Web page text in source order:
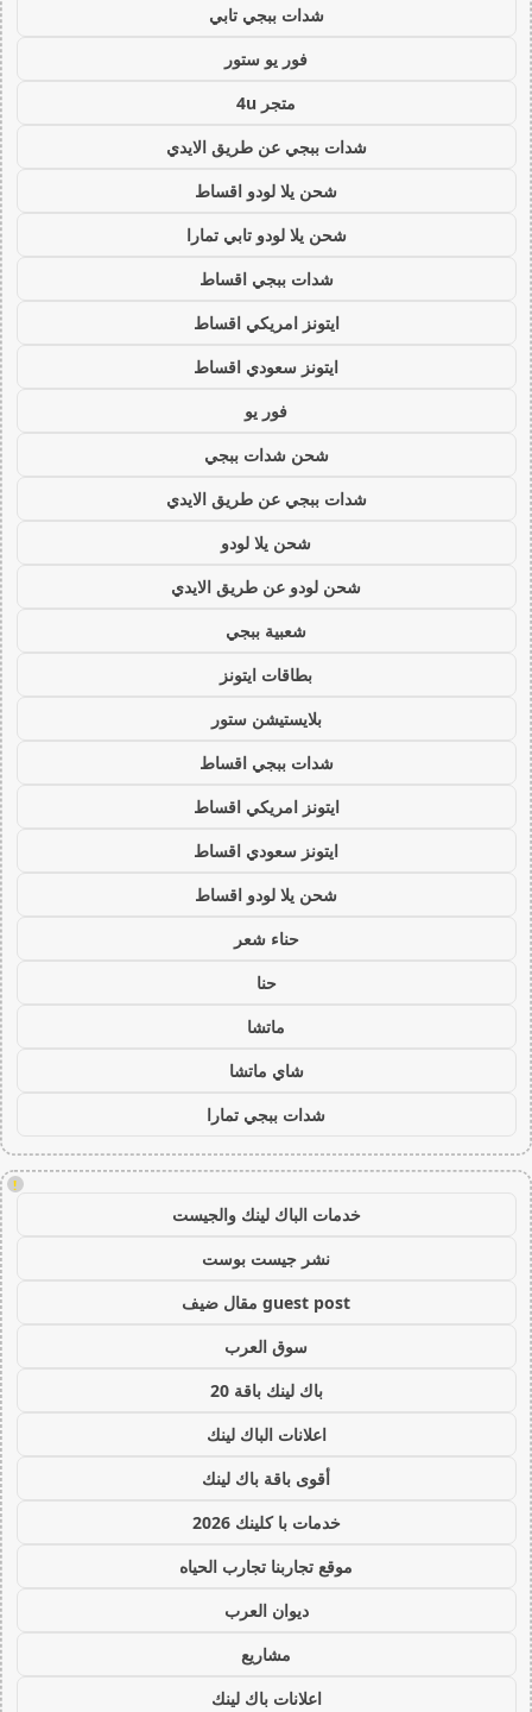
شدات ببجي تابي
فور يو ستور
متجر 4u
شدات ببجي عن طريق الايدي
شحن يلا لودو اقساط
شحن يلا لودو تابي تمارا
شدات ببجي اقساط
ايتونز امريكي اقساط
ايتونز سعودي اقساط
فور يو
شحن شدات ببجي
شدات ببجي عن طريق الايدي
شحن يلا لودو
شحن لودو عن طريق الايدي
شعبية ببجي
بطاقات ايتونز
بلايستيشن ستور
شدات ببجي اقساط
ايتونز امريكي اقساط
ايتونز سعودي اقساط
شحن يلا لودو اقساط
حناء شعر
حنا
ماتشا
شاي ماتشا
شدات ببجي تمارا
!
خدمات الباك لينك والجيست
نشر جيست بوست
guest post مقال ضيف
سوق العرب
باك لينك باقة 20
اعلانات الباك لينك
أقوى باقة باك لينك
خدمات با كلينك 2026
موقع تجاربنا تجارب الحياه
ديوان العرب
مشاريع
اعلانات باك لينك